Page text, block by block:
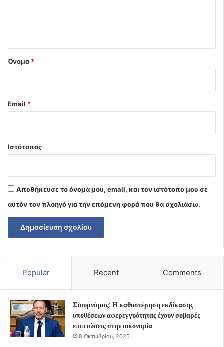
Όνομα *
Email *
Ιστότοπος
Αποθήκευσε το όνομά μου, email, και τον ιστότοπο μου σε
αυτόν τον πλοηγό για την επόμενη φορά που θα σχολιάσω.
Popular Recent Comments
Στουρνάρας: Η καθυστέρηση εκδίκασης
υποθέσεων αφερεγγυότητας έχουν σοβαρές
επιπτώσεις στην οικονομία
8 Οκτωβρίου, 2025